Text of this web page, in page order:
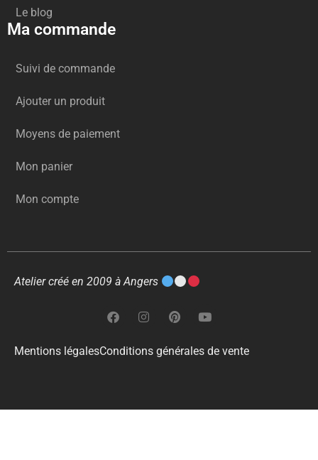
Le blog
Ma commande
Suivi de commande
Ajouter un produit
Moyens de paiement
Mon panier
Mon compte
Atelier créé en 2009 à Angers
Mentions légalesConditions générales de vente